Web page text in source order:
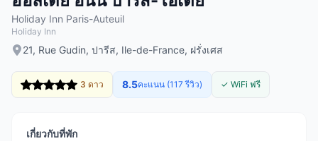
Holiday Inn Paris-Auteuil
Holiday Inn
21, Rue Gudin, ปารีส, Ile-de-France, ฝรั่งเศส
3 ดาว 8.5คะแนน (117 รีวิว) ✓ WiFi ฟรี
เกี่ยวกับที่พัก